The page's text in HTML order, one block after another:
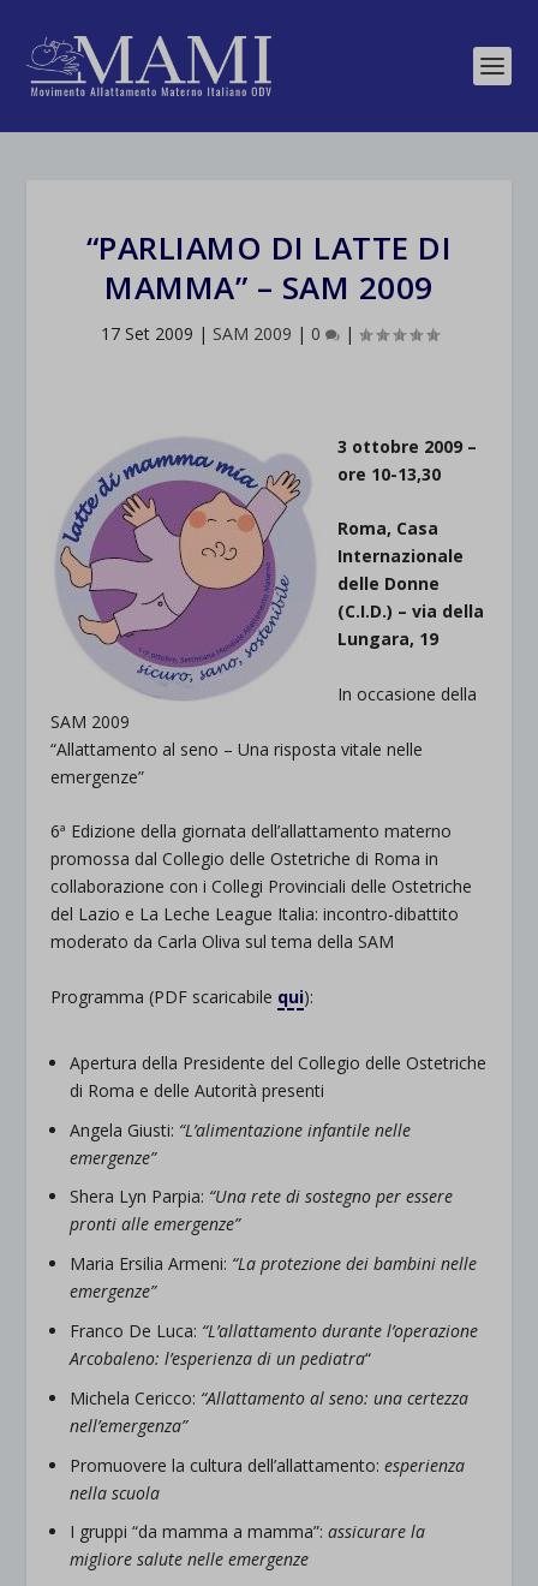
“PARLIAMO DI LATTE DI
MAMMA” – SAM 2009
17 Set 2009 | SAM 2009 | 0 |
3 ottobre 2009 –
ore 10-13,30
Roma, Casa
Internazionale
delle Donne
(C.I.D.) – via della
Lungara, 19
In occasione della
SAM 2009
“Allattamento al seno – Una risposta vitale nelle
emergenze”
6ª Edizione della giornata dell’allattamento materno
promossa dal Collegio delle Ostetriche di Roma in
collaborazione con i Collegi Provinciali delle Ostetriche
del Lazio e La Leche League Italia: incontro-dibattito
moderato da Carla Oliva sul tema della SAM
Programma (PDF scaricabile qui):
Apertura della Presidente del Collegio delle Ostetriche
di Roma e delle Autorità presenti
Angela Giusti: “L’alimentazione infantile nelle
emergenze”
Shera Lyn Parpia: “Una rete di sostegno per essere
pronti alle emergenze”
Maria Ersilia Armeni: “La protezione dei bambini nelle
emergenze”
Franco De Luca: “L’allattamento durante l’operazione
Arcobaleno: l’esperienza di un pediatra“
Michela Cericco: “Allattamento al seno: una certezza
nell’emergenza”
Promuovere la cultura dell’allattamento:esperienza
nella scuola
I gruppi “da mamma a mamma”:assicurare la
migliore salute nelle emergenze